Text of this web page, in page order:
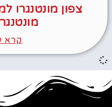
צפון מונטנגרו
קרא